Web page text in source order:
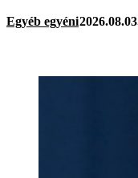
Egyéb egyéni